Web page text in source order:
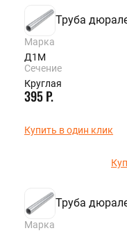
Труба
Марка
Д1М
Сечение
Круглая
395 Р.
Купить в один клик
Труба
Марка